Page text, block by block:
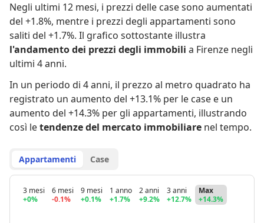
Negli ultimi 12 mesi, i prezzi delle case sono aumentati
del +1.8%, mentre i prezzi degli appartamenti sono
saliti del +1.7%. Il grafico sottostante illustra
l'andamento dei prezzi degli immobili a Firenze negli
ultimi 4 anni.
In un periodo di 4 anni, il prezzo al metro quadrato ha
registrato un aumento del +13.1% per le case e un
aumento del +14.3% per gli appartamenti, illustrando
così letendenze del mercato immobiliare nel tempo.
Appartamenti Case
3 mesi
+0%
6 mesi
-0.1%
9 mesi
+0.1%
1 anno
+1.7%
2 anni
+9.2%
3 anni
+12.7%
Max
+14.3%